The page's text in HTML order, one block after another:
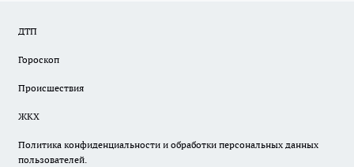
ДТП
Гороскоп
Происшествия
ЖКХ
Политика конфиденциальности и обработки персональных данных
пользователей.